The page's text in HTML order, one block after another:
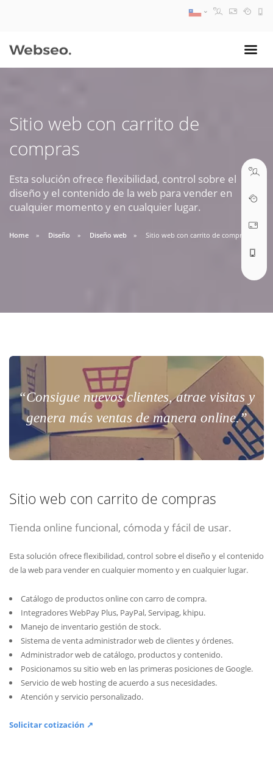
Sitio web con carrito de
compras
Esta solución ofrece flexibilidad, control sobre el
diseño y el contenido de la web para vender en
cualquier momento y en cualquier lugar.
Home Diseño Diseño web Sitio web con carrito de compras
“Consigue nuevos clientes, atrae visitas y
genera más ventas de manera online.”
Sitio web con carrito de compras
Tienda online funcional, cómoda y fácil de usar.
Esta solución ofrece flexibilidad, control sobre el diseño y el contenido
de la web para vender en cualquier momento y en cualquier lugar.
Catálogo de productos online con carro de compra.
Integradores WebPay Plus, PayPal, Servipag, khipu.
Manejo de inventario gestión de stock.
Sistema de venta administrador web de clientes y órdenes.
Administrador web de catálogo, productos y contenido.
Posicionamos su sitio web en las primeras posiciones de Google.
Servicio de web hosting de acuerdo a sus necesidades.
Atención y servicio personalizado.
Solicitar cotización ↗
09:30 AM A 18:30 PM
ABRIR TICKET